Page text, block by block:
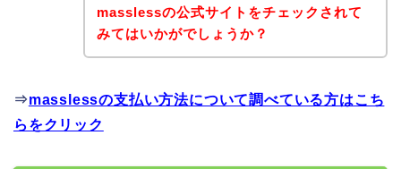
masslessの公式サイトをチェックされて
みてはいかがでしょうか？
⇒masslessの支払い方法について調べている方はこち
らをクリック